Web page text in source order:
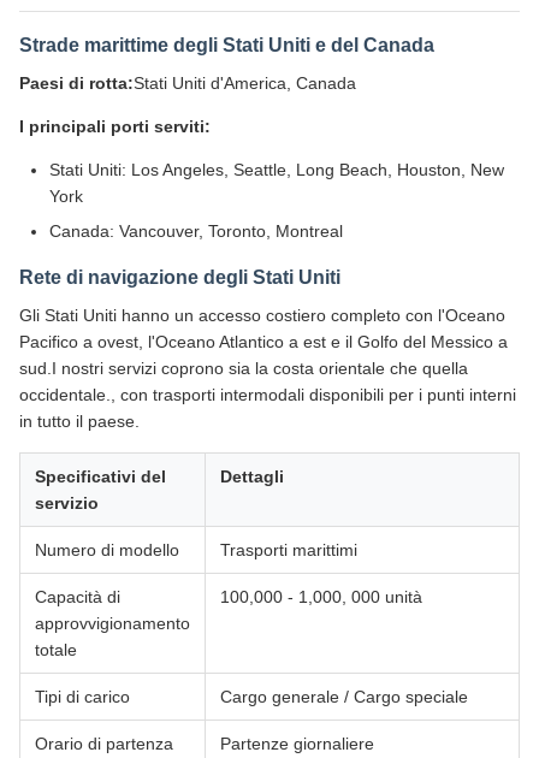
Strade marittime degli Stati Uniti e del Canada
Paesi di rotta:Stati Uniti d'America, Canada
I principali porti serviti:
Stati Uniti: Los Angeles, Seattle, Long Beach, Houston, New
York
Canada: Vancouver, Toronto, Montreal
Rete di navigazione degli Stati Uniti
Gli Stati Uniti hanno un accesso costiero completo con l'Oceano
Pacifico a ovest, l'Oceano Atlantico a est e il Golfo del Messico a
sud.I nostri servizi coprono sia la costa orientale che quella
occidentale., con trasporti intermodali disponibili per i punti interni
in tutto il paese.
Specificativi del
servizio
Dettagli
Numero di modello Trasporti marittimi
Capacità di
approvvigionamento
totale
100,000 - 1,000, 000 unità
Tipi di carico Cargo generale / Cargo speciale
Orario di partenza Partenze giornaliere